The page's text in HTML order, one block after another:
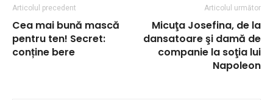
Articolul precedent
Cea mai bună mască
pentru ten! Secret:
conține bere
Articolul următor
Micuţa Josefina, de la
dansatoare şi damă de
companie la soţia lui
Napoleon